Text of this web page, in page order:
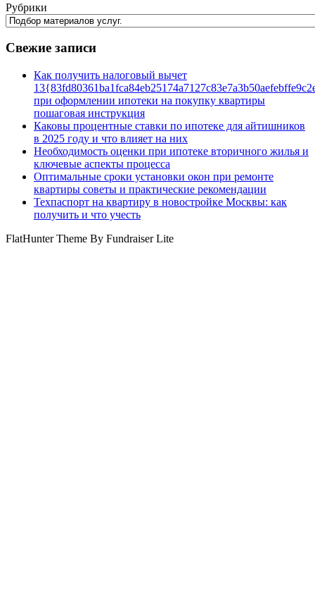
Рубрики
Свежие записи
Как получить налоговый вычет
при оформлении ипотеки на покупку квартиры
пошаговая инструкция
Каковы процентные ставки по ипотеке для айтишников
в 2025 году и что влияет на них
Необходимость оценки при ипотеке вторичного жилья и
ключевые аспекты процесса
Оптимальные сроки установки окон при ремонте
квартиры советы и практические рекомендации
Техпаспорт на квартиру в новостройке Москвы: как
получить и что учесть
FlatHunter Theme By Fundraiser Lite